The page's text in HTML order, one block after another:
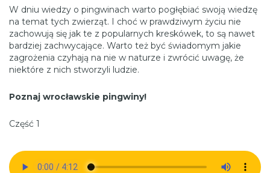
W dniu wiedzy o pingwinach warto pogłębiać swoją wiedzę
na temat tych zwierząt. I choć w prawdziwym życiu nie
zachowują się jak te z popularnych kreskówek, to są nawet
bardziej zachwycające. Warto też być świadomym jakie
zagrożenia czyhają na nie w naturze i zwrócić uwagę, że
niektóre z nich stworzyli ludzie.
Poznaj wrocławskie pingwiny!
Część 1